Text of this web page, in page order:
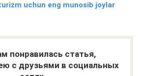
uchun eng munosib joylar
понравилась статья,
с друзьями в социальных